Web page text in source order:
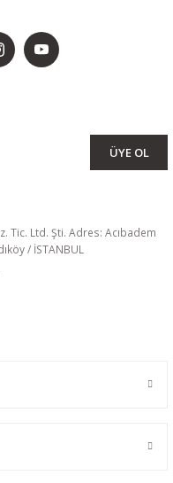
ÜYE OL
Tic. Ltd. Şti. Adres: Acıbadem
/ İSTANBUL